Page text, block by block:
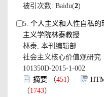
被引次数: Baidu(2)
5. 个人主义和人性自私
主义学院林泰教授
林泰, 本刊编辑部
社会主义核心价值观研
101350D-2015-1-002
摘要 （451）
（1743）